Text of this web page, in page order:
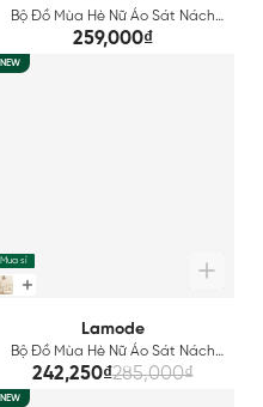
Bộ Đồ Mùa Hè Nữ Áo Sát Nách
Quần Đùi Lamode LST027AS0
259,000₫
NEW
Mua sỉ
Lamode
Bộ Đồ Mùa Hè Nữ Áo Sát Nách
Quần Lửng Lamode LST026AS0
242,250₫285,000₫
NEW